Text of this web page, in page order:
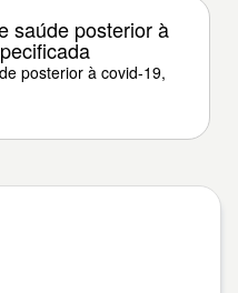
saúde posterior à
posterior à covid-19,